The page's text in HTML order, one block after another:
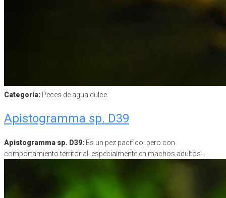
Categoría: Peces de agua dulce
Apistogramma sp. D39
Apistogramma sp. D39: Es un pez pacífico, pero con
comportamiento territorial, especialmente en machos adultos…